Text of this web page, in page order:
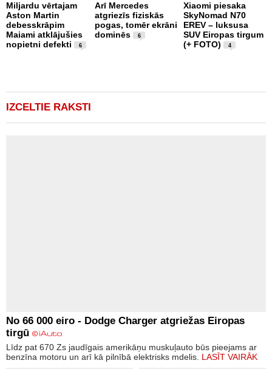
Miljardu vērtajam
Aston Martin
debesskrāpim
Maiami atklājušies
nopietni defekti
6
Arī Mercedes
atgriezīs fiziskās
pogas, tomēr ekrāni
dominēs
6
Xiaomi piesaka
SkyNomad N70
EREV – luksusa
SUV Eiropas tirgum
(+ FOTO)
4
IZCELTIE RAKSTI
No 66 000 eiro - Dodge Charger atgriežas Eiropas
tirgū
Līdz pat 670 Zs jaudīgais amerikāņu muskuļauto būs pieejams ar
benzīna motoru un arī kā pilnībā elektrisks mdelis. LASĪT VAIRĀK